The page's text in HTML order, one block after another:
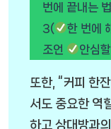
번에 끝내는
3(
한 번에
조언
안심
또한, “커피 한
서도 중요한 역
하고 상대방과